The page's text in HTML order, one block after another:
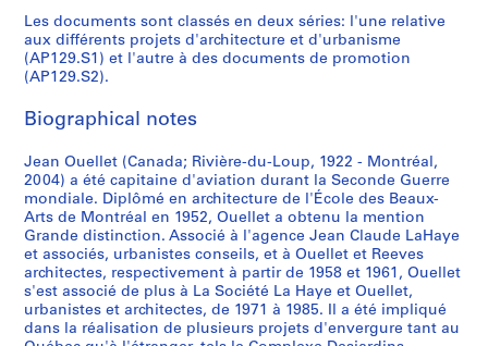
e
t
p
u
l
e
C
o
n
c
o
u
l
l
o
d
l
a
J
e
u
n
e
s
l
e
x
D
s
j
a
r
d
i
n
s
s
S
a
n
-
M
a
r
t
i
n
,
e
d
'
m
l
a
n
t
a
t
i
o
e
p
t
é
é
r
a
l
d
e
r
é
e
r
s
t
d
e
M
o
n
t
r
é
e
t
d
d
v
e
l
o
p
p
e
m
u
s
c
l
u
r
e
l
,
M
o
n
e
t
i
m
b
i
l
i
e
r
p
o
o
n
d
s
c
i
e
n
c
e
s
e
à
l
'
n
r
é
e
e
s
t
d
u
e
n
t
e
r
o
m
o
t
i
o
n
Les documents sont classés en deux séries: l'une relative
aux différents projets d'architecture et d'urbanisme
(AP129.S1) et l'autre à des documents de promotion
(AP129.S2).
Biographical notes
Jean Ouellet (Canada; Rivière-du-Loup, 1922 - Montréal,
2004) a été capitaine d'aviation durant la Seconde Guerre
mondiale. Diplômé en architecture de l'École des Beaux-
Arts de Montréal en 1952, Ouellet a obtenu la mention
Grande distinction. Associé à l'agence Jean Claude LaHaye
et associés, urbanistes conseils, et à Ouellet et Reeves
architectes, respectivement à partir de 1958 et 1961, Ouellet
s'est associé de plus à La Société La Haye et Ouellet,
urbanistes et architectes, de 1971 à 1985. Il a été impliqué
dans la réalisation de plusieurs projets d'envergure tant au